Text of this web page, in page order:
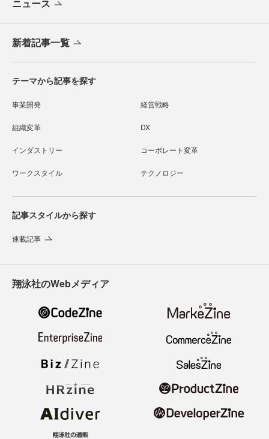
ニュース
新着記事一覧
テーマから記事を探す
事業開発 経営戦略
組織変革 DX
インダストリー コーポレート変革
ワークスタイル テクノロジー
記事スタイルから探す
連載記事
翔泳社のWebメディア